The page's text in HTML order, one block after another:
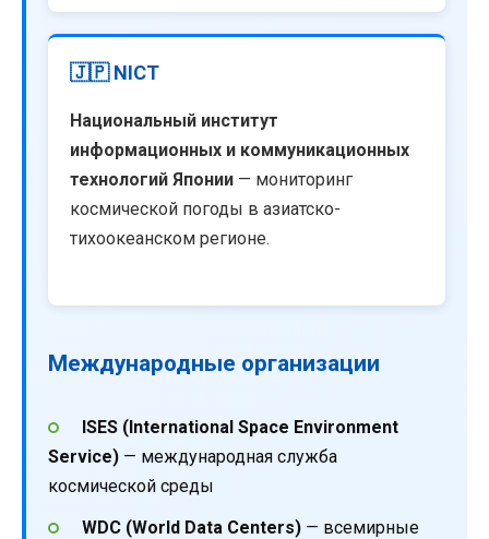
🇯🇵 NICT
Национальный институт
информационных и коммуникационных
технологий Японии — мониторинг
космической погоды в азиатско-
тихоокеанском регионе.
Международные организации
ISES (International Space Environment
Service) — международная служба
космической среды
WDC (World Data Centers)— всемирные